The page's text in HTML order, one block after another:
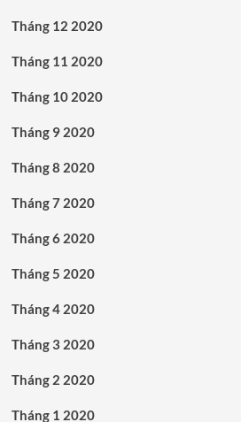
Tháng 12 2020
Tháng 11 2020
Tháng 10 2020
Tháng 9 2020
Tháng 8 2020
Tháng 7 2020
Tháng 6 2020
Tháng 5 2020
Tháng 4 2020
Tháng 3 2020
Tháng 2 2020
Tháng 1 2020